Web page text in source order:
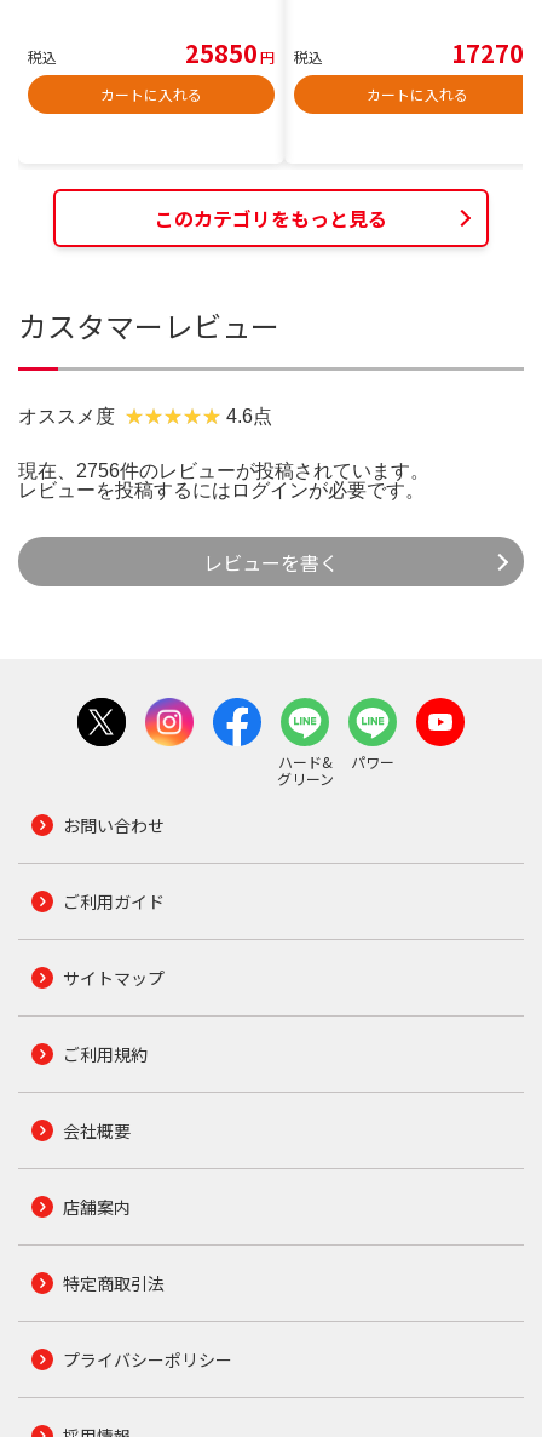
税込 25850円
カートに入れる
税込 17270
カートに入れる
このカテゴリをもっと見る
カスタマーレビュー
オススメ度 4.6点
現在、2756件のレビューが投稿されています。
レビューを投稿するには ログインが必要です。
レビューを書く
ハード&
グリーン
パワー
お問い合わせ
ご利用ガイド
サイトマップ
ご利用規約
会社概要
店舗案内
特定商取引法
プライバシーポリシー